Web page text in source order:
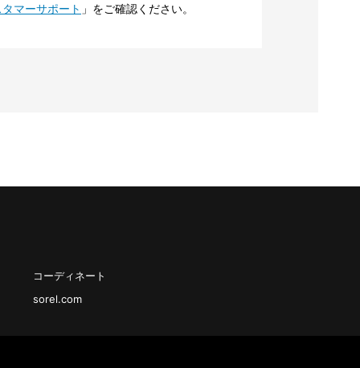
マーサポート 」をご確認ください。
コーディネート
sorel.com